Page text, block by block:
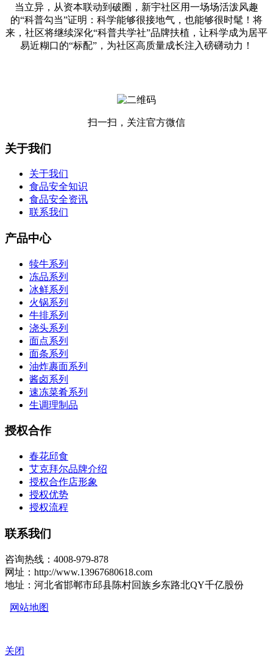
当立异，从资本联动到破圈，新宇社区用一场场活泼风趣
的“科普勾当”证明：科学能够很接地气，也能够很时髦！将
来，社区将继续深化“科普共学社”品牌扶植，让科学成为居平
易近糊口的“标配”，为社区高质量成长注入磅礴动力！
扫一扫，关注官方微信
关于我们
关于我们
食品安全知识
食品安全资讯
联系我们
产品中心
犊牛系列
冻品系列
冰鲜系列
火锅系列
牛排系列
浇头系列
面点系列
面条系列
油炸裹面系列
酱卤系列
速冻菜肴系列
生调理制品
授权合作
春花邱食
艾克拜尔品牌介绍
授权合作店形象
授权优势
授权流程
联系我们
咨询热线：4008-979-878
网址：http://www.13967680618.com
地址：河北省邯郸市邱县陈村回族乡东路北QY千亿股份
网站地图
关闭